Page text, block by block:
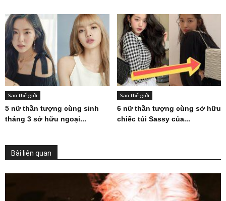
Sao thế giới
5 nữ thần tượng cùng sinh
tháng 3 sở hữu ngoại...
Sao thế giới
6 nữ thần tượng cùng sở hữu
chiếc túi Sassy của...
Bài liên quan